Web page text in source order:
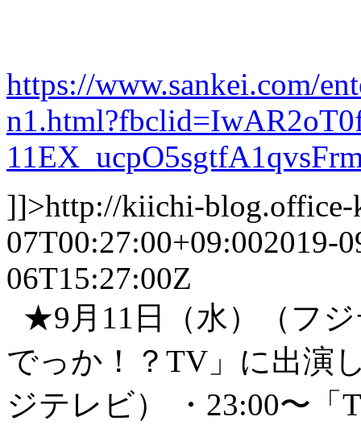
https://www.sankei.com/
]]>http://kiichi-blog.office-
07T00:27:00+09:002019-
06T15:27:00Z
★9月11日（水）（フ
でっか！？TV」に出演
ジテレビ） ・23:00〜